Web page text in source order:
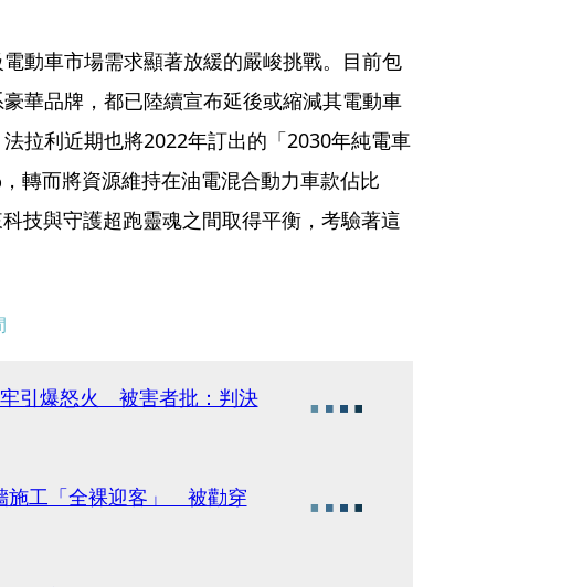
動車市場需求顯著放緩的嚴峻挑戰。目前包
華品牌，都已陸續宣布延後或縮減其電動車
拉利近期也將2022年訂出的「2030年純電車
轉而將資源維持在油電混合動力車款佔比
技與守護超跑靈魂之間取得平衡，考驗著這
引爆怒火 被害者批：判決
施工「全裸迎客」 被勸穿